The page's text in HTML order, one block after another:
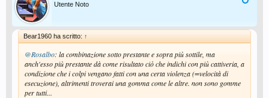
Utente Noto
Bear1960 ha scritto: ↑
@Rosalbo: la combinazione sotto prestante e sopra più sottile, ma
anch'esso più prestante dà come risultato ciò che indichi con più cattiveria, a
condizione che i colpi vengano fatti con una certa violenza (=velocità di
esecuzione), altrimenti troverai una gomma come le altre. non sono gomme
per tutti...